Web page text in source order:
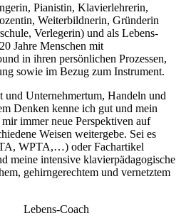
Pianistin, Klavierlehrerin,
Weiterbildnerin, Gründerin
Verlegerin) und als Lebens-
Jahre Menschen mit
in ihren persönlichen Prozessen,
sowie im Bezug zum Instrument.
Unternehmertum, Handeln und
Denken kenne ich gut und mein
immer neue Perspektiven auf
Weisen weitergebe. Sei es
WPTA,…) oder Fachartikel
meine intensive klavierpädagogische
gehirngerechtem und vernetztem